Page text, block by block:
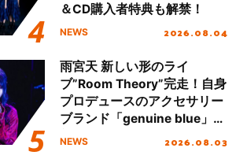
＆CD購入者特典も解禁！
NEWS 2026.08.04
雨宮天 新しい形のライ
ブ”Room Theory”完走！自身
プロデュースのアクセサリー
ブランド「genuine blue」の
新作アクセサリー予約も開
NEWS 2026.08.03